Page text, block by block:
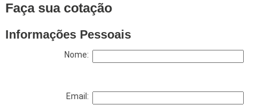
Faça sua cotação
Informações Pessoais
Nome:
Email: